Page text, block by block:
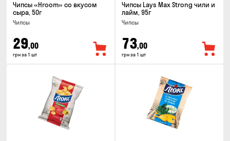
Чипсы «Hroom» со вкусом
сыра, 50г
Чипсы
29,00
грн за 1 шт
Чипсы Lays Max Strong чили и
лайм, 95г
Чипсы
73,00
грн за 1 шт